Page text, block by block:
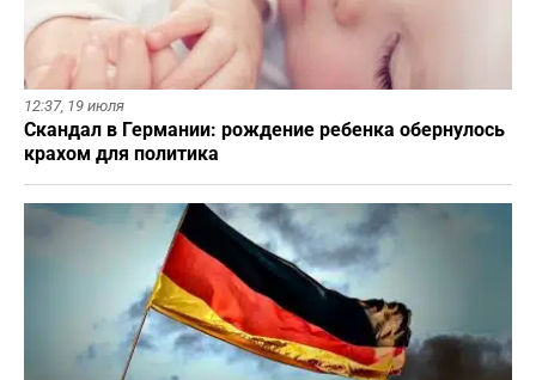
12:37, 19 июля
Скандал в Германии: рождение ребенка обернулось
крахом для политика